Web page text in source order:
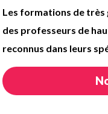
Les formations de très
des professeurs de
reconnus dans leurs